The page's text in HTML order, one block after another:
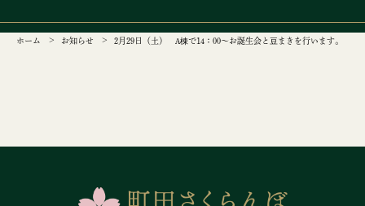
ホーム お知らせ 2月29日（土） A棟で14：00～お誕生会と豆まきを行います。